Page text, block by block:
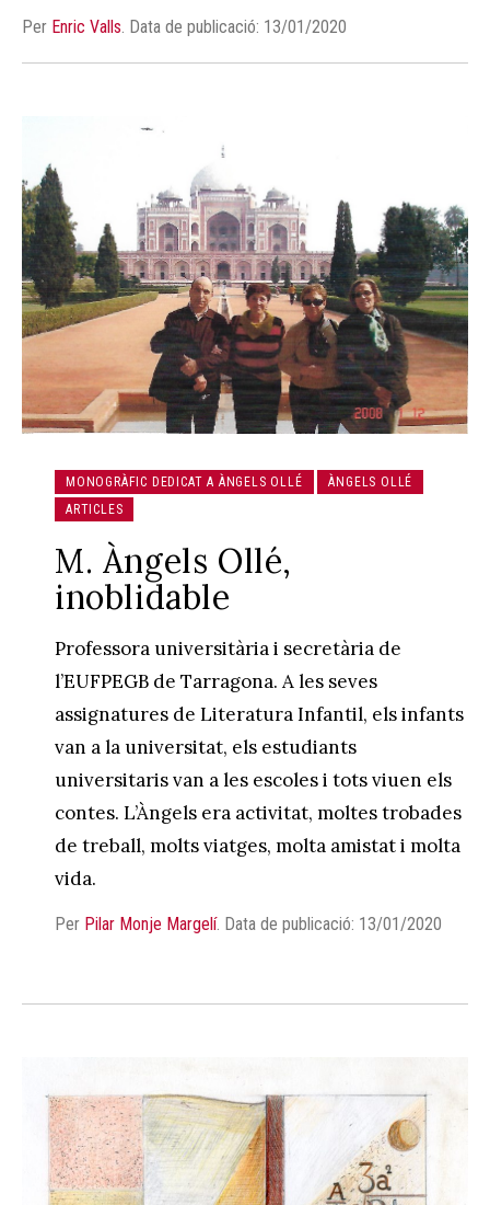
Per Enric Valls Data de publicació: 13/01/2020
MONOGRÀFIC DEDICAT A ÀNGELS OLLÉ
ÀNGELS OLLÉ
ARTICLES
M. Àngels Ollé,
inoblidable
Professora universitària i secretària de
l’EUFPEGB de Tarragona. A les seves
assignatures de Literatura Infantil, els infants
van a la universitat, els estudiants
universitaris van a les escoles i tots viuen els
contes. L’Àngels era activitat, moltes trobades
de treball, molts viatges, molta amistat i molta
vida.
Per Pilar Monje Margelí. Data de publicació: 13/01/2020